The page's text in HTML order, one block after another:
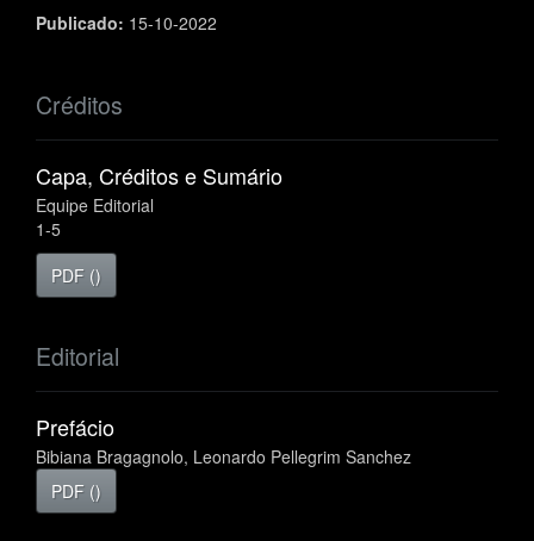
Publicado: 15-10-2022
Créditos
Capa, Créditos e Sumário
Equipe Editorial
1-5
PDF ()
Editorial
Prefácio
Bibiana Bragagnolo, Leonardo Pellegrim Sanchez
PDF ()